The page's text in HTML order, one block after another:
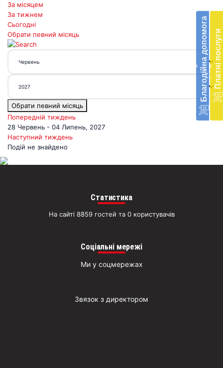
‹ Благодійна допомогав
‹ Платні послуги
За місяцем
За тижнем
Сьогодні
Обрати певний місяць
Обрати певний місяць
Попередній тиждень
28 Червень - 04 Липень, 2027
Наступний тиждень
Подій не знайдено
Статистика
На сайті 8859 гостей та 0 користувачів
Соціальні мережі
Ми у соцмережах
Звязок з директором